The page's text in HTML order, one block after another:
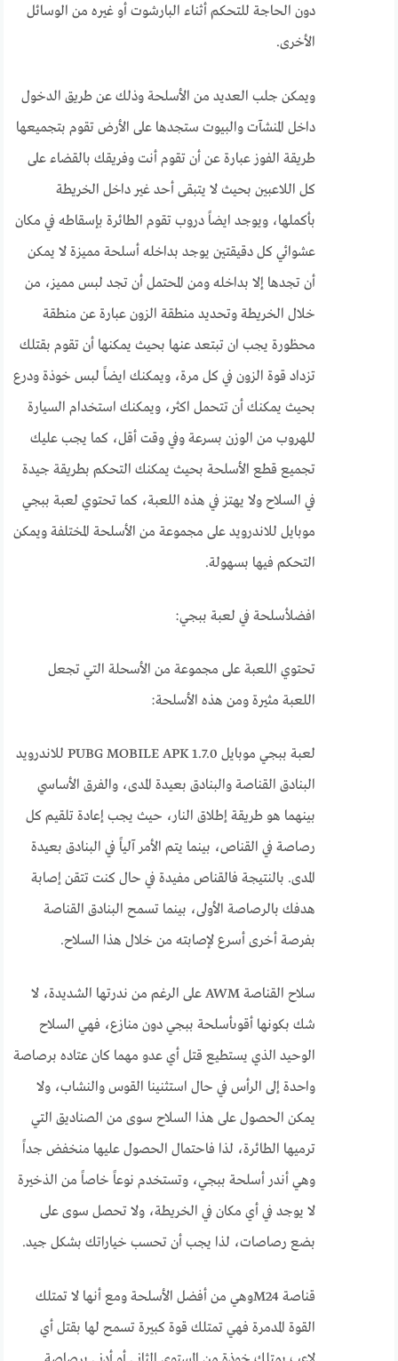
دون الحاجة للتحكم أثناء البارشوت أو غيره من الوسائل
الأخرى.
ويمكن جلب العديد من الأسلحة وذلك عن طريق الدخول
داخل المنشآت والبيوت ستجدها على الأرض تقوم بتجميعها
طريقة الفوز عبارة عن أن تقوم أنت وفريقك بالقضاء على
كل اللاعبين بحيث لا يتبقى أحد غير داخل الخريطة
بأكملها، ويوجد ايضاً دروب تقوم الطائرة بإسقاطه في مكان
عشوائي كل دقيقتين يوجد بداخله أسلحة مميزة لا يمكن
أن تجدها إلا بداخله ومن المحتمل أن تجد لبس مميز، من
خلال الخريطة وتحديد منطقة الزون عبارة عن منطقة
محظورة يجب ان تبتعد عنها بحيث يمكنها أن تقوم بقتلك
تزداد قوة الزون في كل مرة، ويمكنك ايضاً لبس خوذة ودرع
بحيث يمكنك أن تتحمل اكثر، ويمكنك استخدام السيارة
للهروب من الوزن بسرعة وفي وقت أقل، كما يجب عليك
تجميع قطع الأسلحة بحيث يمكنك التحكم بطريقة جيدة
في السلاح ولا يهتز في هذه اللعبة، كما تحتوي لعبة ببجي
موبايل للاندرويد على مجموعة من الأسلحة المختلفة ويمكن
التحكم فيها بسهولة.
افضلأسلحة في لعبة ببجي:
تحتوي اللعبة على مجموعة من الأسحلة التي تجعل
اللعبة مثيرة ومن هذه الأسلحة:
لعبة ببجي موبايل 1.7.0 PUBG MOBILE APK للاندرويد
البنادق القناصة والبنادق بعيدة المدى، والفرق الأساسي
بينهما هو طريقة إطلاق النار، حيث يجب إعادة تلقيم كل
رصاصة في القناص، بينما يتم الأمر آلياً في البنادق بعيدة
المدى. بالنتيجة فالقناص مفيدة في حال كنت تتقن إصابة
هدفك بالرصاصة الأولى، بينما تسمح البنادق القناصة
بفرصة أخرى أسرع لإصابته من خلال هذا السلاح.
سلاح القناصة AWM على الرغم من ندرتها الشديدة، لا
شك بكونها أقوىأسلحة ببجي دون منازع، فهي السلاح
الوحيد الذي يستطيع قتل أي عدو مهما كان عتاده برصاصة
واحدة إلى الرأس في حال استثنينا القوس والنشاب، ولا
يمكن الحصول على هذا السلاح سوى من الصناديق التي
ترميها الطائرة، لذا فاحتمال الحصول عليها منخفض جداً
وهي أندر أسلحة ببجي، وتستخدم نوعاً خاصاً من الذخيرة
لا يوجد في أي مكان في الخريطة، ولا تحصل سوى على
بضع رصاصات، لذا يجب أن تحسب خياراتك بشكل جيد.
قناصة M24وهي من أفضل الأسلحة ومع أنها لا تمتلك
القوة المدمرة فهي تمتلك قوة كبيرة تسمح لها بقتل أي